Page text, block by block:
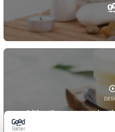
Slik tilpasser du